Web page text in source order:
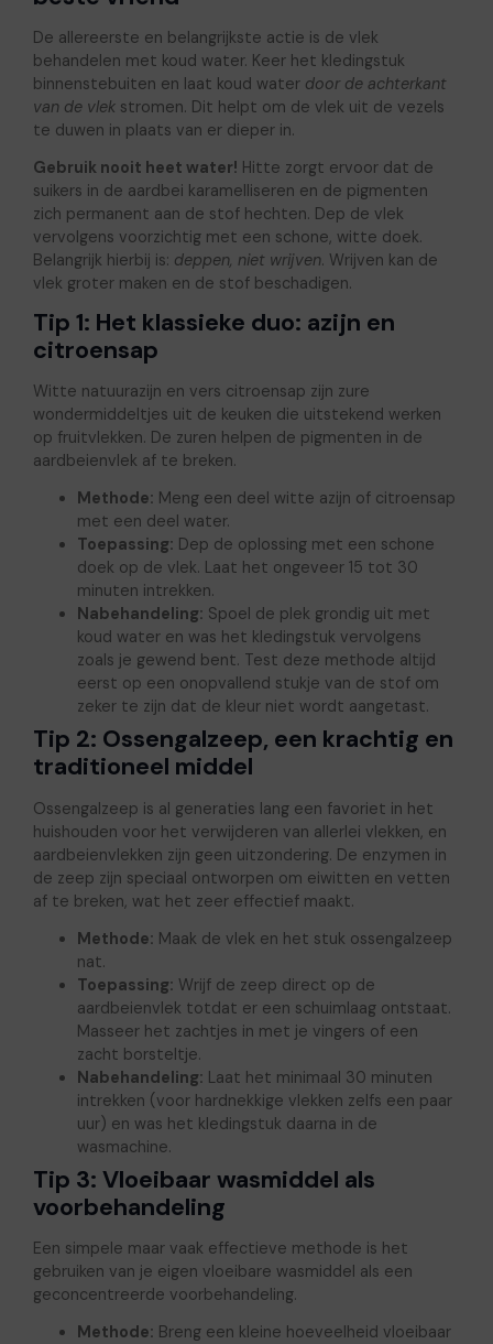
De allereerste en belangrijkste actie is de vlek
behandelen met koud water. Keer het kledingstuk
binnenstebuiten en laat koud water door de achterkant
van de vlekstromen. Dit helpt om de vlek uit de vezels
te duwen in plaats van er dieper in.
Gebruik nooit heet water! Hitte zorgt ervoor dat de
suikers in de aardbei karamelliseren en de pigmenten
zich permanent aan de stof hechten. Dep de vlek
vervolgens voorzichtig met een schone, witte doek.
Belangrijk hierbij is: deppen, niet wrijven. Wrijven kan de
vlek groter maken en de stof beschadigen.
Tip 1: Het klassieke duo: azijn en
citroensap
Witte natuurazijn en vers citroensap zijn zure
wondermiddeltjes uit de keuken die uitstekend werken
op fruitvlekken. De zuren helpen de pigmenten in de
aardbeienvlek af te breken.
Methode: Meng een deel witte azijn of citroensap
met een deel water.
Toepassing: Dep de oplossing met een schone
doek op de vlek. Laat het ongeveer 15 tot 30
minuten intrekken.
Nabehandeling: Spoel de plek grondig uit met
koud water en was het kledingstuk vervolgens
zoals je gewend bent. Test deze methode altijd
eerst op een onopvallend stukje van de stof om
zeker te zijn dat de kleur niet wordt aangetast.
Tip 2: Ossengalzeep, een krachtig en
traditioneel middel
Ossengalzeep is al generaties lang een favoriet in het
huishouden voor het verwijderen van allerlei vlekken, en
aardbeienvlekken zijn geen uitzondering. De enzymen in
de zeep zijn speciaal ontworpen om eiwitten en vetten
af te breken, wat het zeer effectief maakt.
Methode: Maak de vlek en het stuk ossengalzeep
nat.
Toepassing: Wrijf de zeep direct op de
aardbeienvlek totdat er een schuimlaag ontstaat.
Masseer het zachtjes in met je vingers of een
zacht borsteltje.
Nabehandeling: Laat het minimaal 30 minuten
intrekken (voor hardnekkige vlekken zelfs een paar
uur) en was het kledingstuk daarna in de
wasmachine.
Tip 3: Vloeibaar wasmiddel als
voorbehandeling
Een simpele maar vaak effectieve methode is het
gebruiken van je eigen vloeibare wasmiddel als een
geconcentreerde voorbehandeling.
Methode: Breng een kleine hoeveelheid vloeibaar